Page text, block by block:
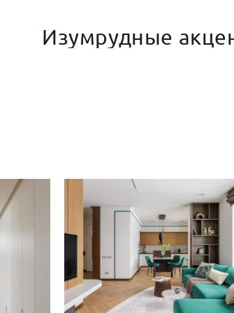
Изумрудные